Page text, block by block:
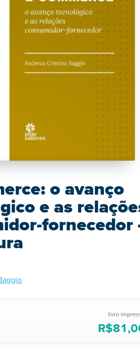
o avanço
e as
fornecedor
livro
R$